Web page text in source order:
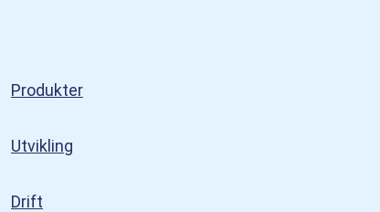
Produkter
Utvikling
Drift